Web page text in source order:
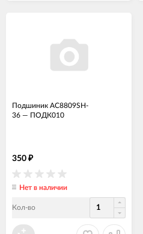
Подшиник AC8809SH-
36 — ПОДК010
350 ₽
Нет в наличии
Кол-во